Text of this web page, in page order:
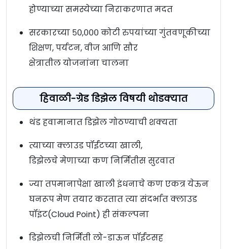
होण्याच्या समस्येच्या निराकरणात मदत
सरकारच्या ५०,००० कोटी रुपयांच्या गुंतवणूकीच्या
शिक्षण, पर्यटन, वीज आणि सौर
क्षेत्रातील योजनांना चालना
हिवाळी-ग्रेड डिझेल विषयी थोडक्यात
थंड हवामानात डिझेल गोठण्याची शक्यता
त्याच्या क्लाउड पॉईंटच्या खाली,
डिझेलचे मेणाच्या कण निर्मितीस सुरवात
ज्या तपमानापेक्षा खाली इंधनाचे कण एकत्र येऊन
घनरूप मेण तयार करतात त्या संदर्भात क्लाउड
पॉइंट(Cloud Point) ही संकल्पना
डिझेलची निर्मिती लो-डाऊन पॉईंटसह